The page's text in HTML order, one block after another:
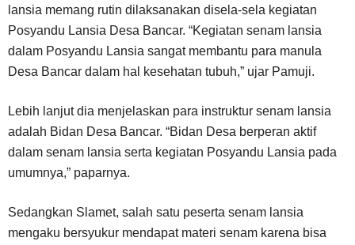
lansia memang rutin dilaksanakan disela-sela kegiatan
Posyandu Lansia Desa Bancar. “Kegiatan senam lansia
dalam Posyandu Lansia sangat membantu para manula
Desa Bancar dalam hal kesehatan tubuh,” ujar Pamuji.
Lebih lanjut dia menjelaskan para instruktur senam lansia
adalah Bidan Desa Bancar. “Bidan Desa berperan aktif
dalam senam lansia serta kegiatan Posyandu Lansia pada
umumnya,” paparnya.
Sedangkan Slamet, salah satu peserta senam lansia
mengaku bersyukur mendapat materi senam karena bisa